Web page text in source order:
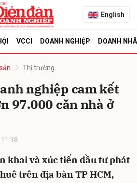
English
VCCI DOANH NGHIỆP DOANH
Thị trường
nghiệp cam kết
97.000 căn nhà ở
khai và xúc tiến đầu tư phát
trên địa bàn TP HCM,
Hủy